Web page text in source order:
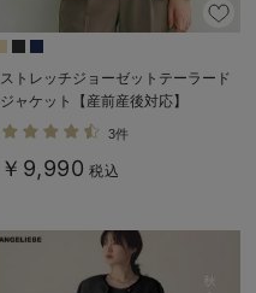
ストレッチジョーゼットテーラード
ジャケット【産前産後対応】
3件
￥9,990 税込